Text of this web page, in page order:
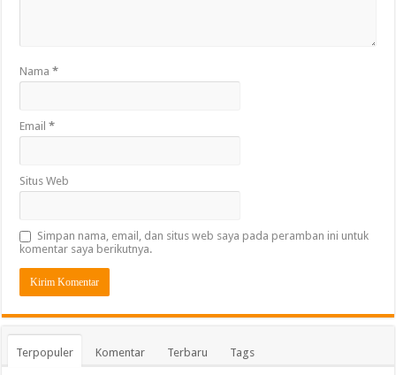
Nama*
Email*
Situs Web
Simpan nama, email, dan situs web saya pada peramban ini untuk
komentar saya berikutnya.
Terpopuler Komentar Terbaru Tags